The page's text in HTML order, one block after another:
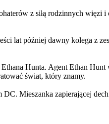
z siłą rodzinnych więzi
lat później dawny kolega z
Hunta. Agent Ethan Hunt
świat, który znamy.
Mieszanka zapierającej